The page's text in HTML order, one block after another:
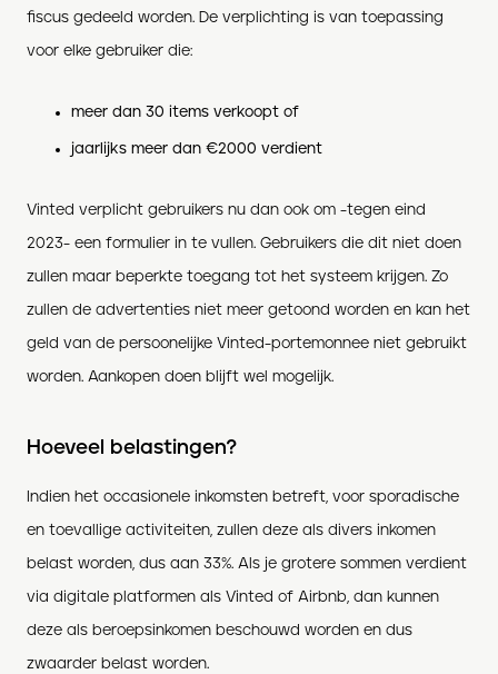
fiscus gedeeld worden. De verplichting is van toepassing
voor elke gebruiker die:
meer dan 30 items verkoopt of
jaarlijks meer dan €2000 verdient
Vinted verplicht gebruikers nu dan ook om -tegen eind
2023- een formulier in te vullen. Gebruikers die dit niet doen
zullen maar beperkte toegang tot het systeem krijgen. Zo
zullen de advertenties niet meer getoond worden en kan het
geld van de persoonelijke Vinted-portemonnee niet gebruikt
worden. Aankopen doen blijft wel mogelijk.
Hoeveel belastingen?
Indien het occasionele inkomsten betreft, voor sporadische
en toevallige activiteiten, zullen deze als divers inkomen
belast worden, dus aan 33%. Als je grotere sommen verdient
via digitale platformen als Vinted of Airbnb, dan kunnen
deze als beroepsinkomen beschouwd worden en dus
zwaarder belast worden.